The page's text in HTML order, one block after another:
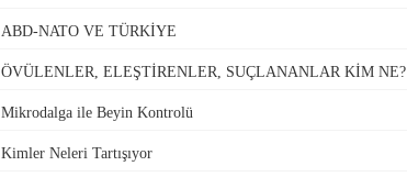
ABD-NATO VE TÜRKİYE
ÖVÜLENLER, ELEŞTİRENLER, SUÇLANANLAR KİM NE?
Mikrodalga ile Beyin Kontrolü
Kimler Neleri Tartışıyor